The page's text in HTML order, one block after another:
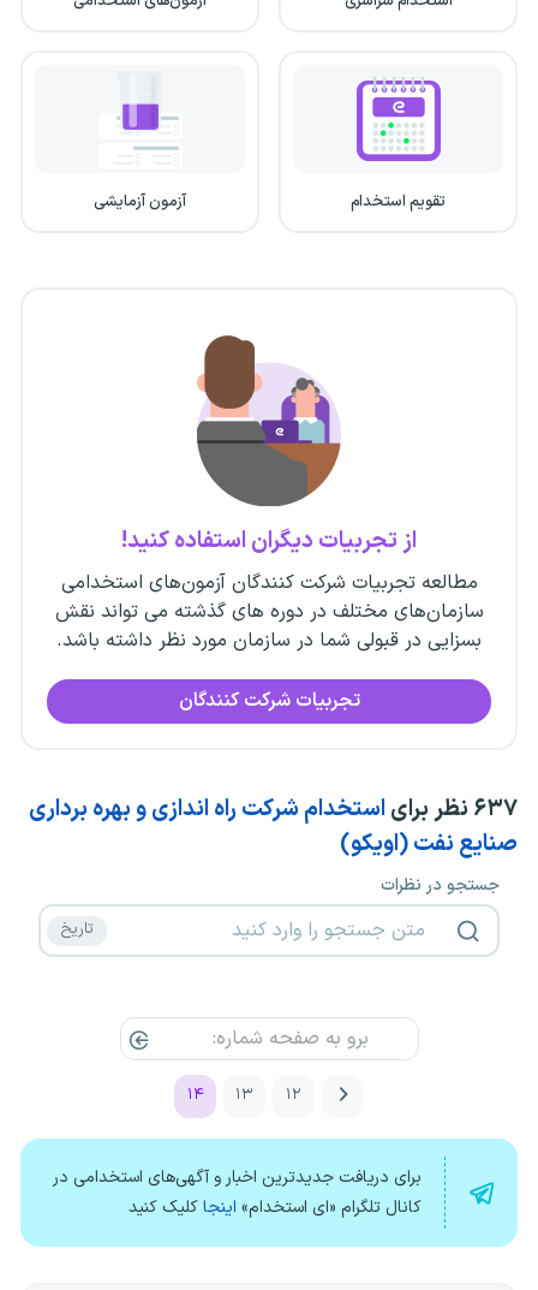
تقویم استخدام آزمون آزمایشی
از تجربیات دیگران استفاده کنید!
مطالعه تجربیات شرکت کنندگان آزمون‌های استخدامی
سازمان‌های مختلف در دوره های گذشته می تواند نقش
بسزایی در قبولی شما در سازمان مورد نظر داشته باشد.
تجربیات شرکت کنندگان
۶۳۷ نظر برای استخدام شرکت راه اندازی و بهره برداری
صنایع نفت (اویکو)
جستجو در نظرات
۱۲ ۱۳ ۱۴
برای دریافت جدیدترین اخبار و آگهی‌های استخدامی در
کانال تلگرام «ای استخدام» اینجاکلیک کنید